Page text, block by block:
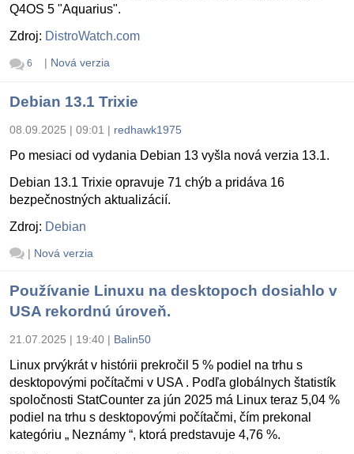
Q4OS 5 "Aquarius".
Zdroj: DistroWatch.com
6 | Nová verzia
Debian 13.1 Trixie
08.09.2025 | 09:01 | redhawk1975
Po mesiaci od vydania Debian 13 vyšla nová verzia 13.1.
Debian 13.1 Trixie opravuje 71 chýb a pridáva 16
bezpečnostných aktualizácií.
Zdroj: Debian
| Nová verzia
Používanie Linuxu na desktopoch dosiahlo v
USA rekordnú úroveň.
21.07.2025 | 19:40 | Balin50
Linux prvýkrát v histórii prekročil 5 % podiel na trhu s
desktopovými počítačmi v USA . Podľa globálnych štatistík
spoločnosti StatCounter za jún 2025 má Linux teraz 5,04 %
podiel na trhu s desktopovými počítačmi, čím prekonal
kategóriu „ Neznámy “, ktorá predstavuje 4,76 %.